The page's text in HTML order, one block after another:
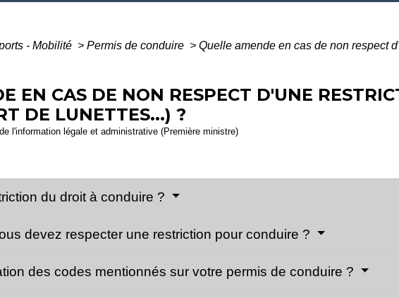
- Mobilité > Permis de conduire > Quelle amende en cas de non respect
EN CAS DE NON RESPECT D'UNE
DE LUNETTES...) ?
l'information légale et administrative (Première ministre)
du droit à conduire ?
devez respecter une restriction pour conduire ?
des codes mentionnés sur votre permis de conduire ?